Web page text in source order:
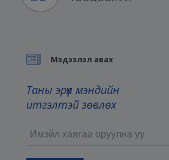
Мэдээлэл авах
Таны эрүүл мэндийн
итгэлтэй зөвлөх